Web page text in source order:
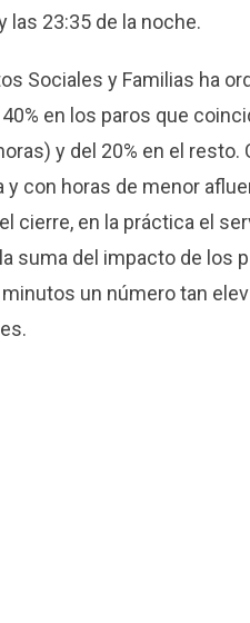
las 23:35 de la noche.
Sociales y Familias ha
en los paros que
y del 20% en el resto.
con horas de menor
cierre, en la práctica el
suma del impacto de los
un número tan